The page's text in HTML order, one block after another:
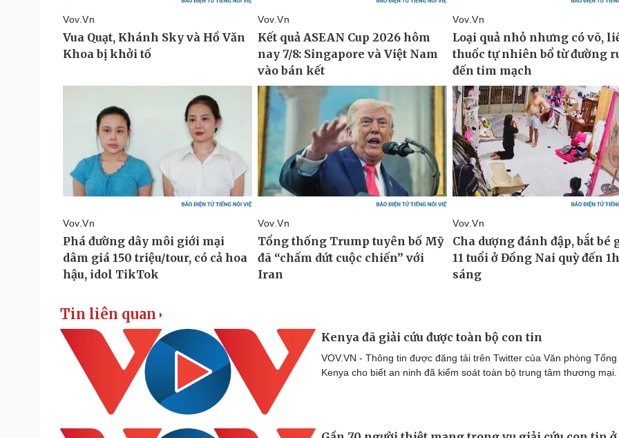
Tin liên quan
Kenya đã giải cứu được toàn bộ con tin
VOV.VN - Thông tin được đăng tải trên Twitter của Văn phòng
Kenya cho biết an ninh đã kiểm soát toàn bộ trung tâm thương mại.